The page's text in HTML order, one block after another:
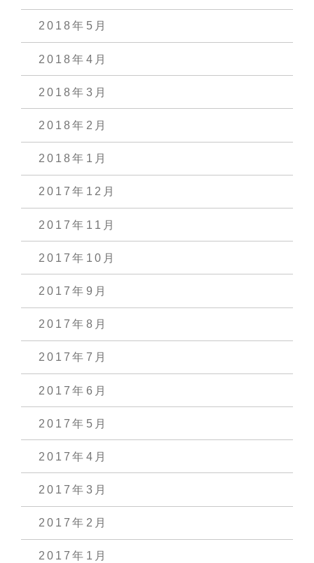
2018年5月
2018年4月
2018年3月
2018年2月
2018年1月
2017年12月
2017年11月
2017年10月
2017年9月
2017年8月
2017年7月
2017年6月
2017年5月
2017年4月
2017年3月
2017年2月
2017年1月